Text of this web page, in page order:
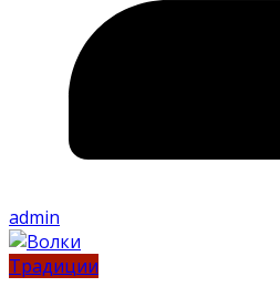
admin
Традиции